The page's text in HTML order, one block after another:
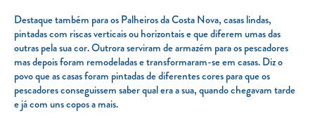
Destaque também para os Palheiros da Costa Nova, casas lindas,
pintadas com riscas verticais ou horizontais e que diferem umas das
outras pela sua cor. Outrora serviram de armazém para os pescadores
mas depois foram remodeladas e transformaram-se em casas. Diz o
povo que as casas foram pintadas de diferentes cores para que os
pescadores conseguissem saber qual era a sua, quando chegavam tarde
e já com uns copos a mais.